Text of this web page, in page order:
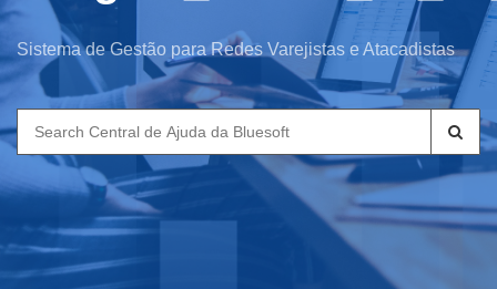
Sistema de Gestão para Redes Varejistas e Atacadistas
Search
for: